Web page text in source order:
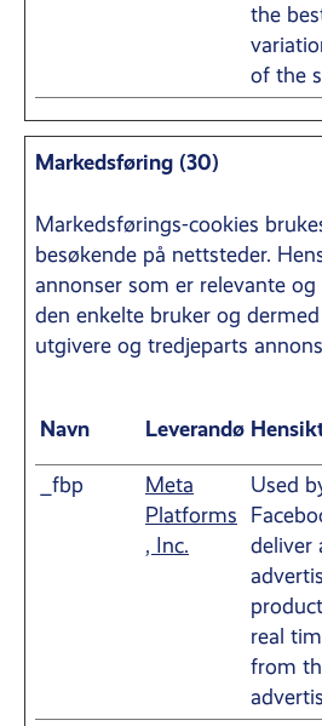
the
of the
Markedsføring (30)
Markedsførings-cookies
besøkende på nettsteder.
annonser som er relevante
den enkelte bruker og
utgivere og tredjeparts
Navn Leverandør
_fbp
Meta
Platforms
, Inc.
Used
deliver
real
from